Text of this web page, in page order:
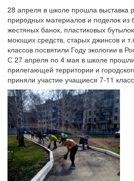
28 апреля в школе прошла выставка
природных материалов и поделок из
жестяных банок, пластиковых
моющих средств, старых джинсов и
классов посвятили Году экологии в
С 27 апреля по 4 мая в школе
прилегающей территории и
приняли участие учащиеся 7-11